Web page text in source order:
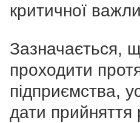
критичної
Зазначається,
проходити
підприємства,
дати прийняття